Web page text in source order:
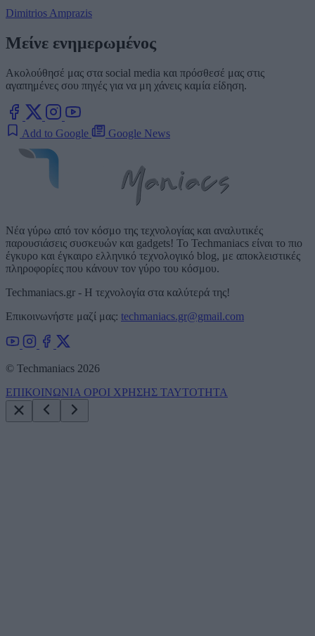
Dimitrios Amprazis
Μείνε ενημερωμένος
Ακολούθησέ μας στα social media και πρόσθεσέ μας στις
αγαπημένες σου πηγές για να μη χάνεις καμία είδηση.
Add to Google Google News
Νέα γύρω από τον κόσμο της τεχνολογίας και αναλυτικές
παρουσιάσεις συσκευών και gadgets! Το Techmaniacs είναι το πιο
έγκυρο και έγκαιρο ελληνικό τεχνολογικό blog, με αποκλειστικές
πληροφορίες που κάνουν τον γύρο του κόσμου.
Techmaniacs.gr - Η τεχνολογία στα καλύτερά της!
Επικοινωνήστε μαζί μας: techmaniacs.gr@gmail.com
© Techmaniacs 2026
ΕΠΙΚΟΙΝΩΝΙΑ ΟΡΟΙ ΧΡΗΣΗΣ ΤΑΥΤΟΤΗΤΑ